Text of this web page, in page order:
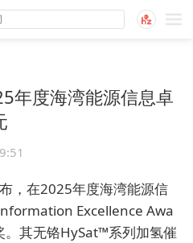
年度海湾能源信息卓
，在2025年度海湾能源信
Excellence Awa
其无铬HySat™系列加氢催